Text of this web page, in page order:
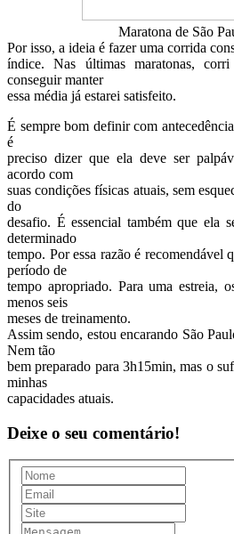
Maratona de São
Por isso, a ideia é fazer uma corrida
índice. Nas últimas maratonas,
conseguir manter
essa média já estarei satisfeito.
É sempre bom definir com
é
preciso dizer que ela deve ser
acordo com
suas condições físicas atuais, sem
do
desafio. É essencial também que ela
determinado
tempo. Por essa razão é recomendável
período de
tempo apropriado. Para uma estreia,
menos seis
meses de treinamento.
Assim sendo, estou encarando São
Nem tão
bem preparado para 3h15min, mas o
minhas
capacidades atuais.
Deixe o seu comentário!